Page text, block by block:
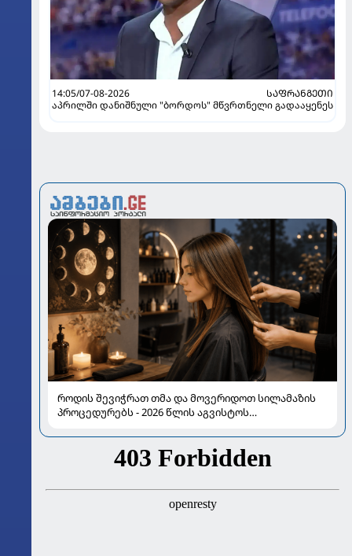
14:05/07-08-2026
ᲡᲐᲤᲠᲐᲜᲒᲔᲗᲘ
აპრილში დანიშნული "ბორდოს" მწვრთნელი გადააყენეს
როდის შევიჭრათ თმა და მოვერიდოთ სილამაზის
პროცედურებს - 2026 წლის აგვისტოს